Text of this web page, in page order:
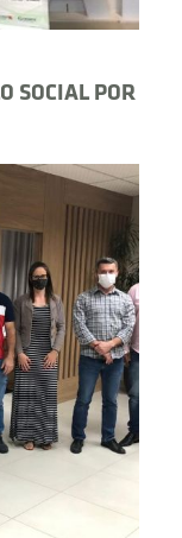
SOCIAL POR